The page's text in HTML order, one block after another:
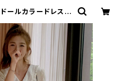
ドールカラードレス
| signal 日本未入荷
品送料無料です♪